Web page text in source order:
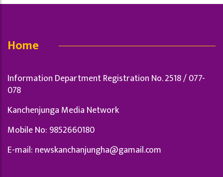
Home
Information Department Registration No. 2518 / 077-
078
Kanchenjunga Media Network
Mobile No: 9852660180
E-mail: newskanchanjungha@gamail.com